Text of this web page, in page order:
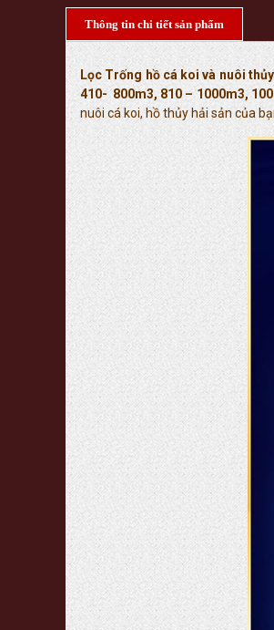
Thông tin chi tiết sản phẩm
Lọc Trống hồ cá koi và nuôi
410- 800m3, 810 – 1000m3,
nuôi cá koi, hồ thủy hải sản của